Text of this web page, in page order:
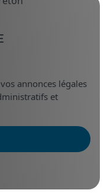
annonces légales
et